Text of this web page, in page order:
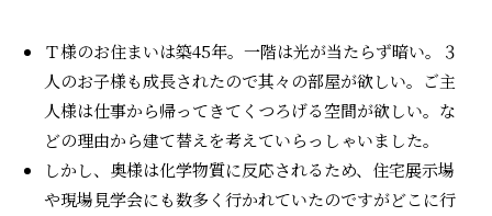
Ｔ様のお住まいは築45年。一階は光が当たらず暗い。３
人のお子様も成長されたので其々の部屋が欲しい。ご主
人様は仕事から帰ってきてくつろげる空間が欲しい。な
どの理由から建て替えを考えていらっしゃいました。
しかし、奥様は化学物質に反応されるため、住宅展示場
や現場見学会にも数多く行かれていたのですがどこに行